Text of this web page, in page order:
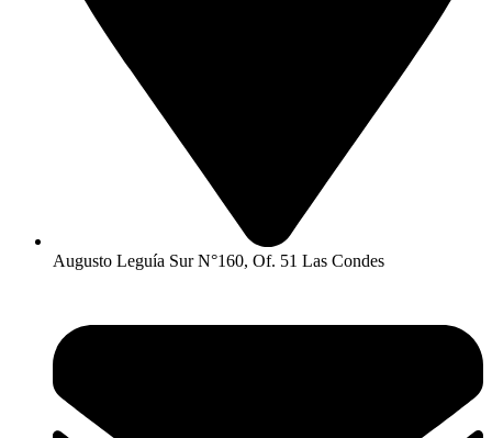
Augusto Leguía Sur N°160, Of. 51 Las Condes